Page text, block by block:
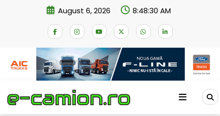
August 6, 2026 8:48:30 AM